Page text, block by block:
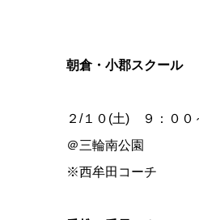
朝倉・小郡スクール
２/１０(土) ９：００
＠三輪南公園
※西牟田コーチ